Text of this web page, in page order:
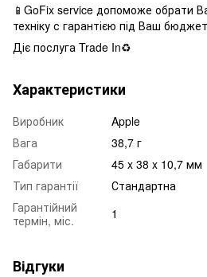
📱GoFix service допоможе обрати
техніку с гарантією під Ваш
Діє послуга Trade In♻️
Характеристики
Виробник
Apple
Вага
38,7 г
Габарити
45 x 38 x 10,7 мм
Тип гарантії
Стандартна
Гарантійний
термін, міс.
1
Відгуки